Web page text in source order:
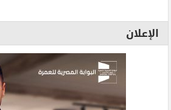
الإعلان